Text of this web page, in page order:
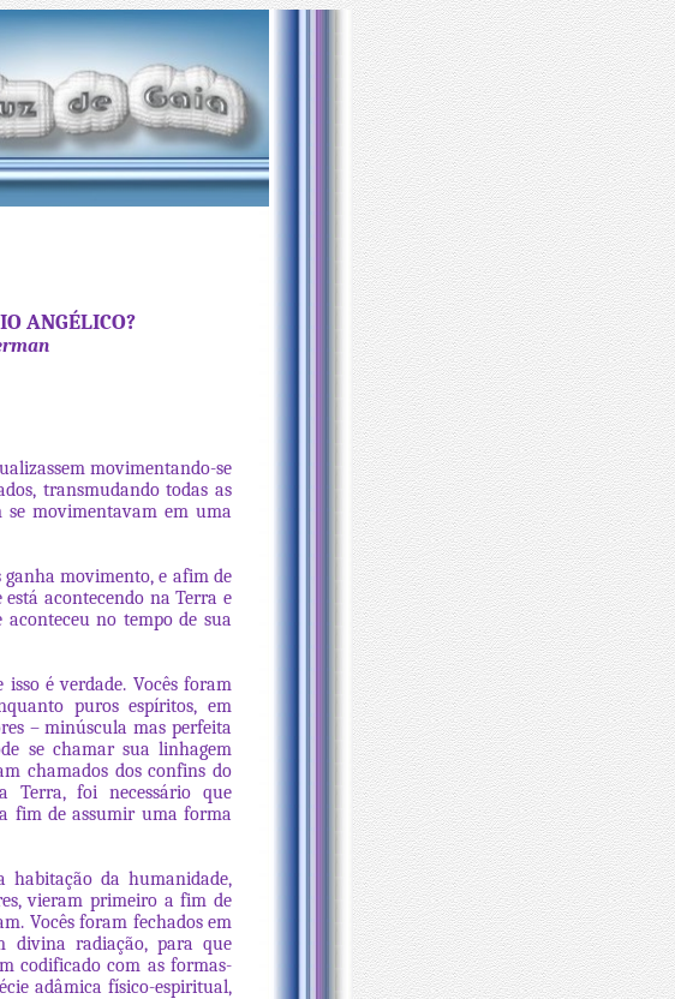
ANGÉLICO?
movimentando-se
transmudando todas as
se movimentavam em uma
ganha movimento, e afim de
acontecendo na Terra e
no tempo de sua
é verdade. Vocês foram
puros espíritos, em
– minúscula mas perfeita
se chamar sua linhagem
chamados dos confins do
Terra, foi necessário que
fim de assumir uma forma
habitação da humanidade,
vieram primeiro a fim de
Vocês foram fechados em
divina radiação, para que
codificado com as formas-
adâmica físico-espiritual,